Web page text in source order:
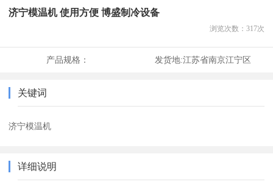
济宁模温机 使用方便 博盛制冷设备
浏览次数： 317次
产品规格： 发货地:江苏省南京江宁区
关键词
济宁模温机
详细说明